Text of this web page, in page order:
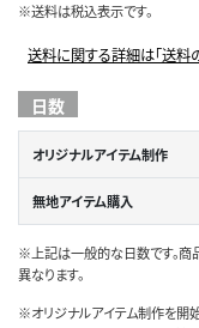
※送料は税込表示です。
送料に関する詳細は「送料
日数
オリジナルアイテム制作
無地アイテム購入
※上記は一般的な日数です。商
異なります。
※オリジナルアイテム制作を開